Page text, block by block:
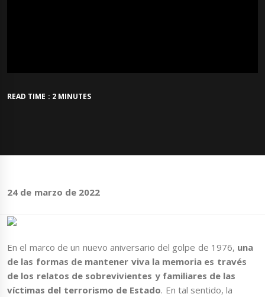
READ TIME : 2 MINUTES
24 de marzo de 2022
En el marco de un nuevo aniversario del golpe de 1976, una
de las formas de mantener viva la memoria es través
de los relatos de sobrevivientes y familiares de las
víctimas del terrorismo de Estado. En tal sentido, la